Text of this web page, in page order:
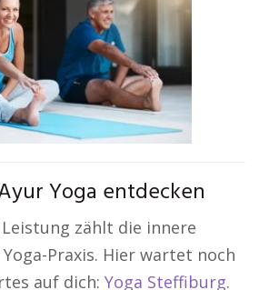
Yoga entdecken
zählt die innere
Praxis. Hier wartet noch
auf dich: Yoga Steffiburg.